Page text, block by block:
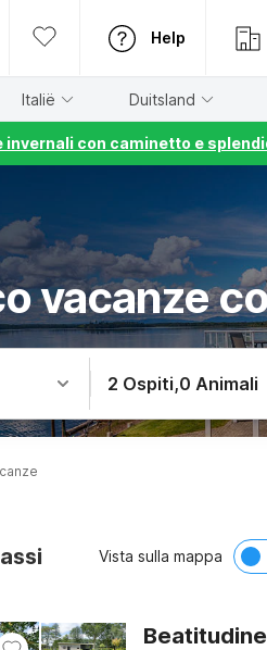
Help
Italië Duitsland
con caminetto e
vacanze
2 Ospiti,0 Animali
Vista sulla mappa